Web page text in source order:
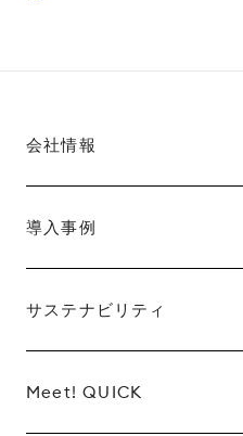
会社情報
導入事例
サステナビリティ
Meet! QUICK